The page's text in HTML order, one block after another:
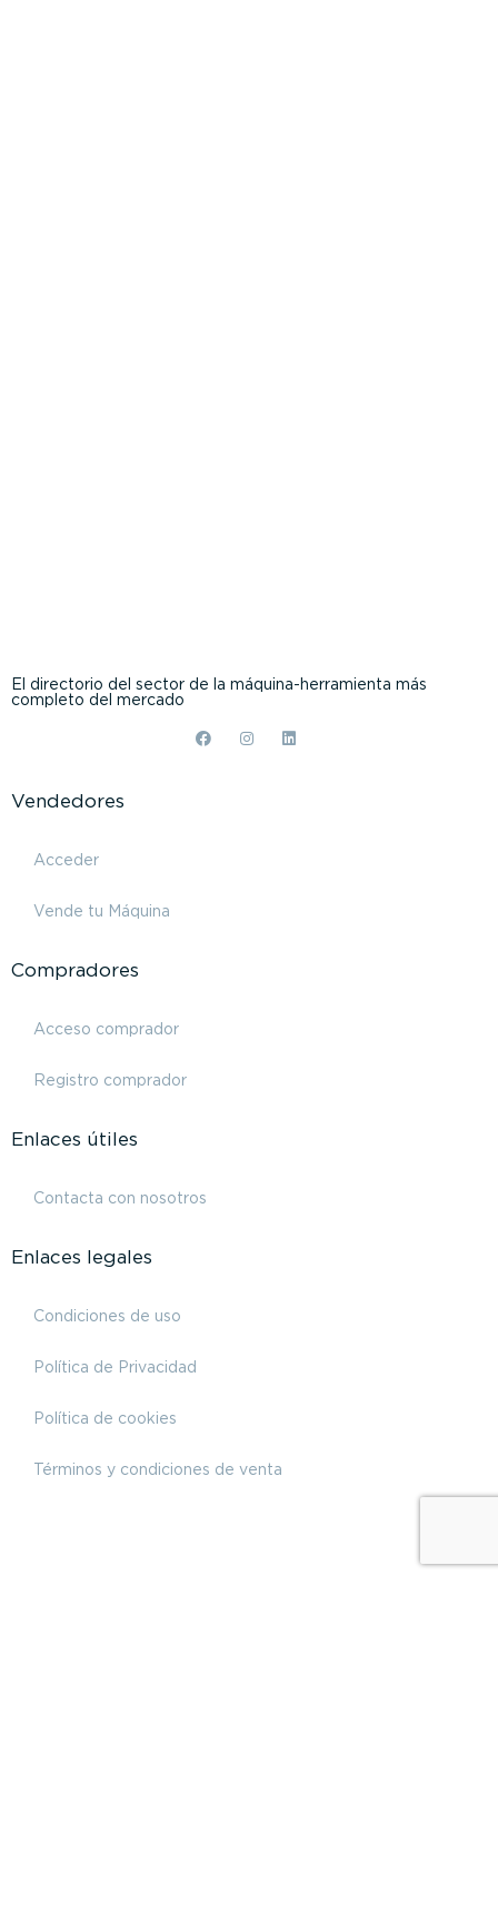
El directorio del sector de la máquina-herramienta más
completo del mercado
Vendedores
Acceder
Vende tu Máquina
Compradores
Acceso comprador
Registro comprador
Enlaces útiles
Contacta con nosotros
Enlaces legales
Condiciones de uso
Política de Privacidad
Política de cookies
Términos y condiciones de venta